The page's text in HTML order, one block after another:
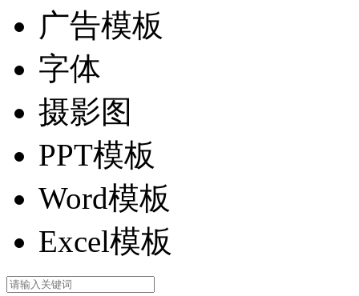
广告模板
字体
摄影图
PPT模板
Word模板
Excel模板